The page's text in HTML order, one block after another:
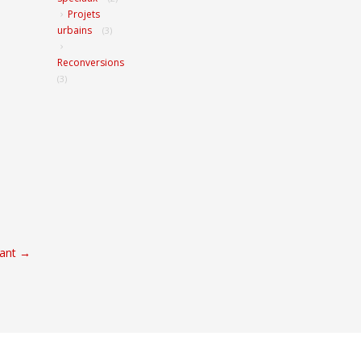
→
Projets
urbains
(3)
Reconversions
(3)